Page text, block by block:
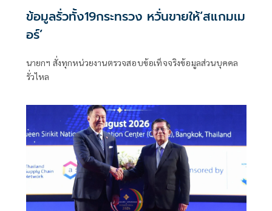
ข้อมูลรั่วทั้ง19กระทรวง หวั่นขายให้‘สแกมเม
อร์’
นายกฯ สั่งทุกหน่วยงานตรวจสอบข้อเท็จจริงข้อมูลส่วนบุคคล
รั่วไหล